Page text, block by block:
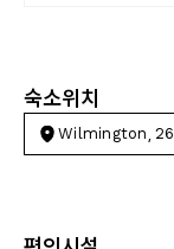
숙소위치
Wilmington,